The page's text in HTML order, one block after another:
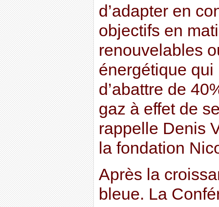
d’adapter en
objectifs en
renouvelables
énergétique
d’abattre de
gaz à effet de
rappelle Denis
la fondation
Après la
bleue. La